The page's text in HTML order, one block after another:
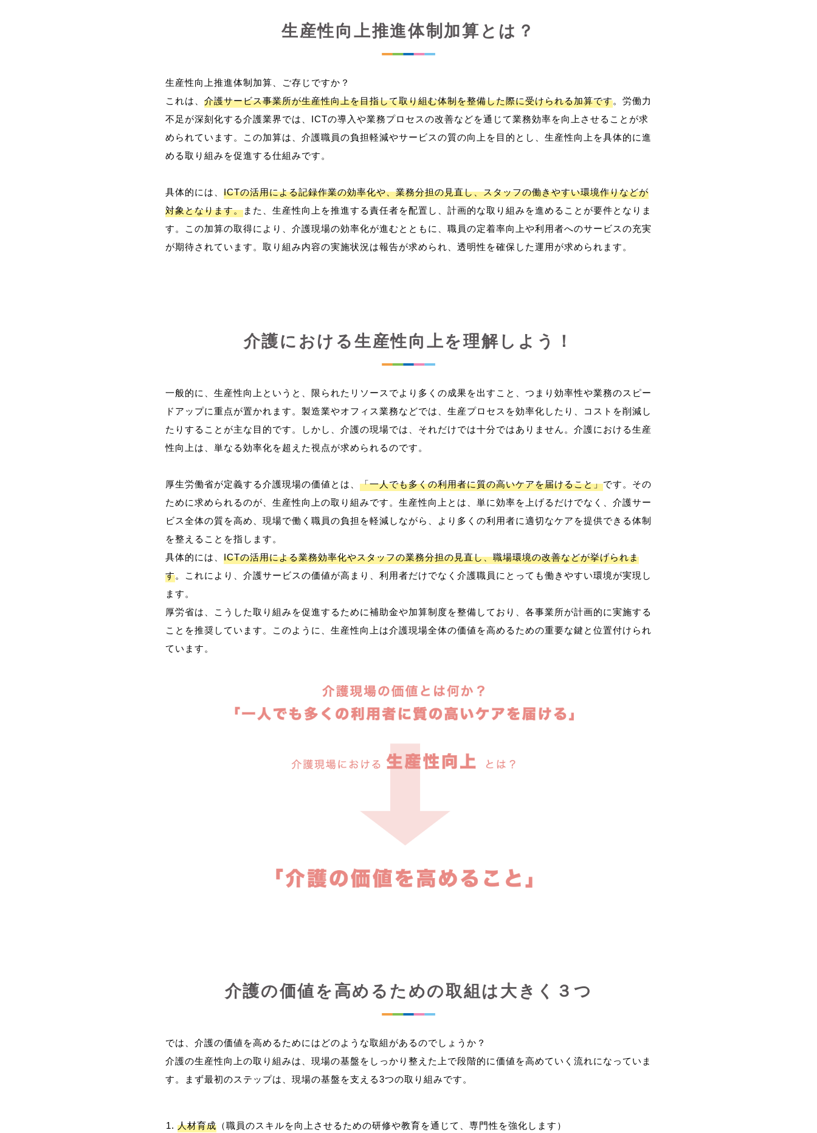
生産性向上推進体制加算とは？
生産性向上推進体制加算、ご存じですか？
これは、 介護サービス事業所が生産性向上を目指して取り組む体制を整備した際に受けられる加算です。労働力
不足が深刻化する介護業界では、ICTの導入や業務プロセスの改善などを通じて業務効率を向上させることが求
められています。この加算は、介護職員の負担軽減やサービスの質の向上を目的とし、生産性向上を具体的に進
める取り組みを促進する仕組みです。
具体的には、 ICTの活用による記録作業の効率化や、業務分担の見直し、スタッフの働きやすい環境作りなどが
対象となります。また、生産性向上を推進する責任者を配置し、計画的な取り組みを進めることが要件となりま
す。この加算の取得により、介護現場の効率化が進むとともに、職員の定着率向上や利用者へのサービスの充実
介護における生産性向上を理解しよう！
一般的に、生産性向上というと、限られたリソースでより多くの成果を出すこと、つまり効率性や業務のスピー
ドアップに重点が置かれます。製造業やオフィス業務などでは、生産プロセスを効率化したり、コストを削減し
たりすることが主な目的です。しかし、介護の現場では、それだけでは十分ではありません。介護における生産
性向上は、単なる効率化を超えた視点が求められるのです。
厚生労働省が定義する介護現場の価値とは、 「一人でも多くの利用者に質の高いケアを届けること」です。その
ために求められるのが、生産性向上の取り組みです。生産性向上とは、単に効率を上げるだけでなく、介護サー
ビス全体の質を高め、現場で働く職員の負担を軽減しながら、より多くの利用者に適切なケアを提供できる体制
を整えることを指します。
具体的には、 ICTの活用による業務効率化やスタッフの業務分担の見直し、職場環境の改善などが挙げられま
す。これにより、介護サービスの価値が高まり、利用者だけでなく介護職員にとっても働きやすい環境が実現し
ます。
厚労省は、こうした取り組みを促進するために補助金や加算制度を整備しており、各事業所が計画的に実施する
ことを推奨しています。このように、生産性向上は介護現場全体の価値を高めるための重要な鍵と位置付けられ
介護の価値を高めるための取組は大きく３つ
では、介護の価値を高めるためにはどのような取組があるのでしょうか？
介護の生産性向上の取り組みは、現場の基盤をしっかり整えた上で段階的に価値を高めていく流れになっていま
人材育成 （職員のスキルを向上させるための研修や教育を通じて、専門性を強化します）